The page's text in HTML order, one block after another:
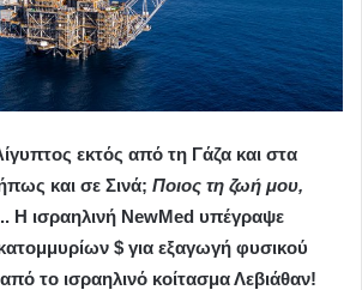
εκτός από τη Γάζα και στα
και σε Σινά; Ποιος τη ζωή μου,
Η ισραηλινή NewMed υπέγραψε
$ για εξαγωγή φυσικού
το ισραηλινό κοίτασμα Λεβιάθαν!